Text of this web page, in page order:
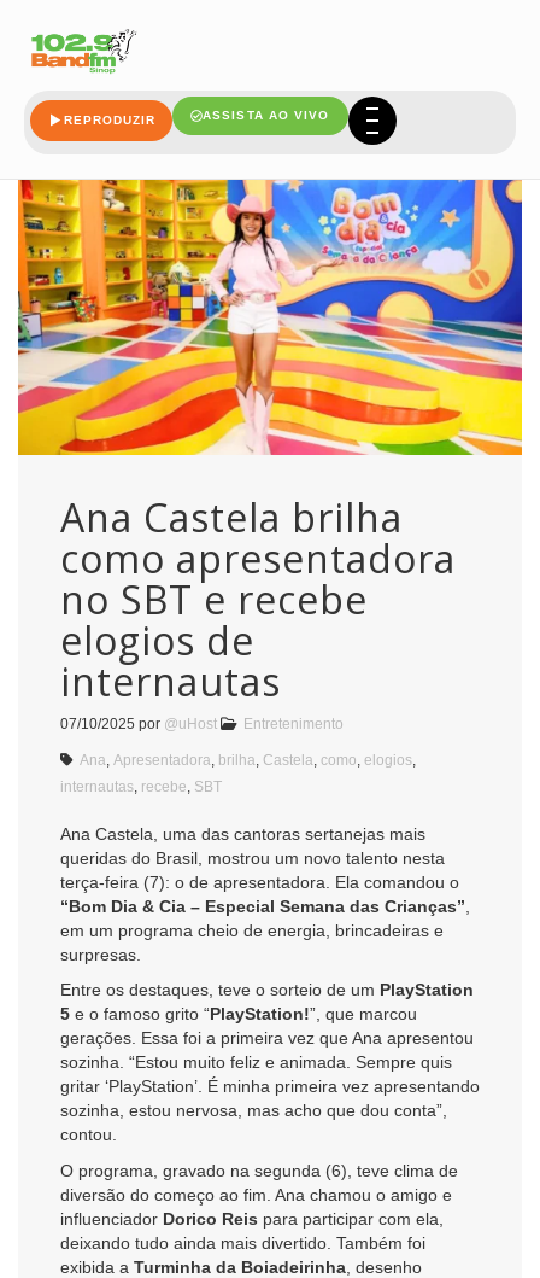
REPRODUZIR ASSISTA AO VIVO
apresentadora
Ana Castela brilha
como apresentadora
no SBT e recebe
elogios de
internautas
07/10/2025 por @uHost Entretenimento
Ana Apresentadora brilha Castela como elogios
internautas recebe SBT
Ana Castela, uma das cantoras sertanejas mais
queridas do Brasil, mostrou um novo talento nesta
terça-feira (7): o de apresentadora. Ela comandou o
“Bom Dia & Cia – Especial Semana das Crianças”
em um programa cheio de energia, brincadeiras e
surpresas.
Entre os destaques, teve o sorteio de um PlayStation
5 e o famoso grito “PlayStation!”, que marcou
gerações. Essa foi a primeira vez que Ana apresentou
sozinha. “Estou muito feliz e animada. Sempre quis
gritar ‘PlayStation’. É minha primeira vez apresentando
sozinha, estou nervosa, mas acho que dou conta”,
contou.
O programa, gravado na segunda (6), teve clima de
diversão do começo ao fim. Ana chamou o amigo e
influenciador Dorico Reis para participar com ela,
deixando tudo ainda mais divertido. Também foi
exibida a Turminha da Boiadeirinha , desenho